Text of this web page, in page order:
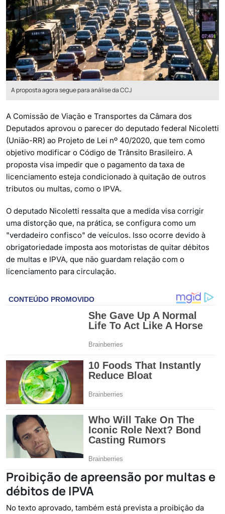
A proposta agora segue para análise da CCJ
A Comissão de Viação e Transportes da Câmara dos
Deputados aprovou o parecer do deputado federal Nicoletti
(União-RR) ao Projeto de Lei nº 40/2020, que tem como
objetivo modificar o Código de Trânsito Brasileiro. A
proposta visa impedir que o pagamento da taxa de
licenciamento esteja condicionado à quitação de outros
tributos ou multas, como o IPVA.
O deputado Nicoletti ressalta que a medida visa corrigir
uma distorção que, na prática, se configura como um
"verdadeiro confisco" de veículos. Isso ocorre devido à
obrigatoriedade imposta aos motoristas de quitar débitos
de multas e IPVA, que não guardam relação com o
licenciamento para circulação.
Proibição de apreensão por multas e
débitos de IPVA
No texto aprovado, também está prevista a proibição da